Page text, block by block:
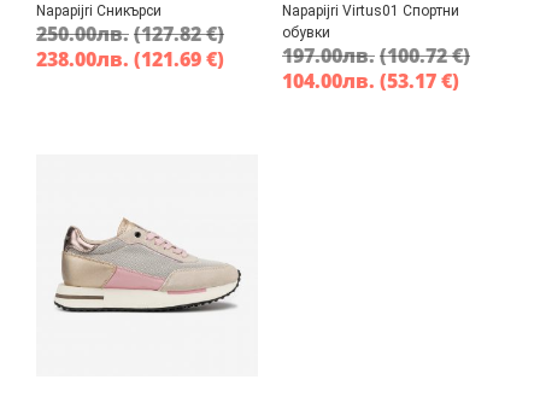
Napapijri Сникърси
250.00лв.(127.82 €)
238.00лв. (121.69 €)
Napapijri Virtus01 Спортни
обувки
197.00лв.(100.72 €)
104.00лв. (53.17 €)